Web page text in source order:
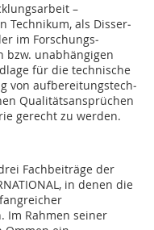
–
Technikum, als Disser­
im Forschungs­
bzw. unabhängigen
für die technische
von aufbereitungs­tech­
Qualitäts­ansprüchen
gerecht zu werden.
Fachbeiträge der
in denen die
Im Rahmen seiner